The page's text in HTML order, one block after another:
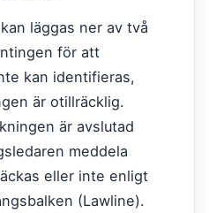
läggas ner av två
för att
kan identifieras,
är otillräcklig.
är avslutad
meddela
eller inte enligt
(Lawline).